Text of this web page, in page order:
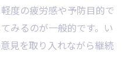
度の疲労感や予防目的で
みるのが一般的です。い
見を取り入れながら継続